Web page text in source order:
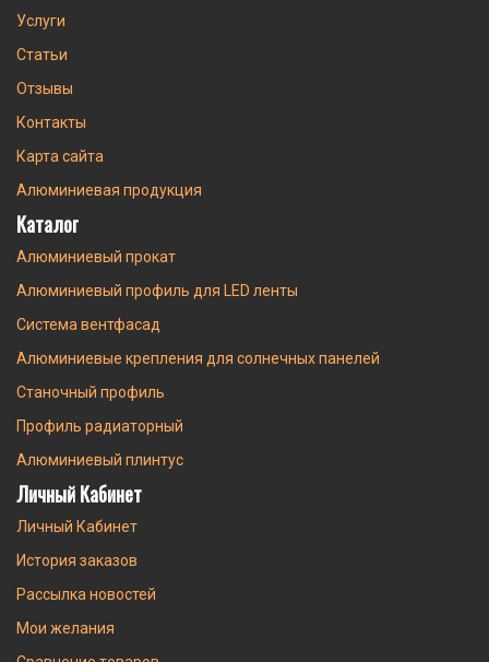
Услуги
Статьи
Отзывы
Контакты
Карта сайта
Алюминиевая продукция
Каталог
Алюминиевый прокат
Алюминиевый профиль для LED ленты
Система вентфасад
Алюминиевые крепления для солнечных панелей
Станочный профиль
Профиль радиаторный
Алюминиевый плинтус
Личный Кабинет
Личный Кабинет
История заказов
Рассылка новостей
Мои желания